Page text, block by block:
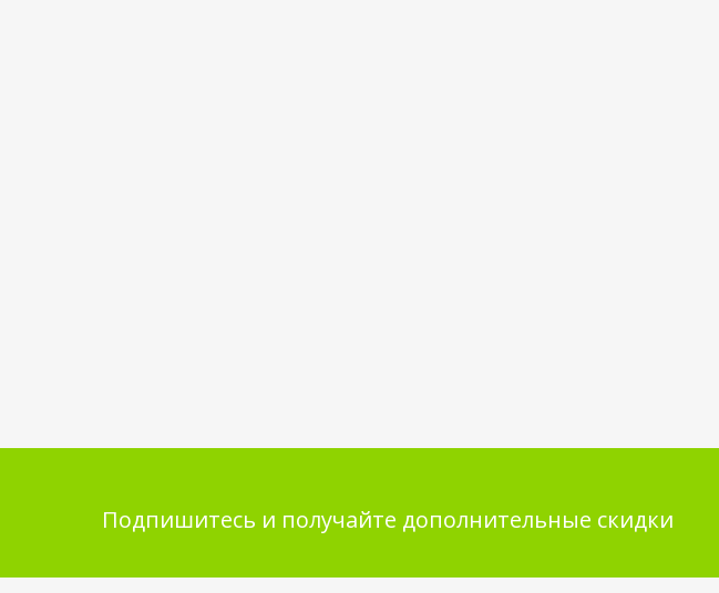
Подпишитесь и получайте дополнительные скидки